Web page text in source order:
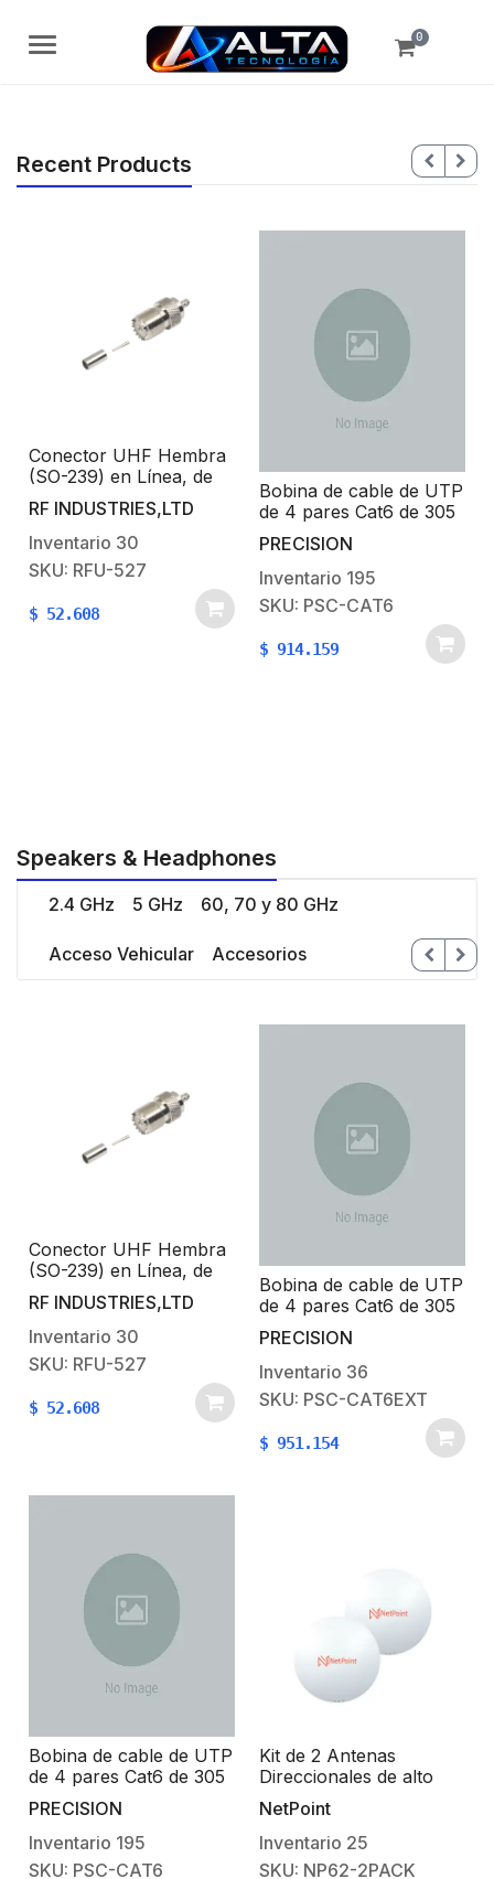
Menú 0
Recent Products
Conector UHF Hembra
(SO-239) en Línea, de
Anillo Plegable para
Cable RG-58/U, RG-
142/U, Níquel/ Plata/
Delrin.
RF INDUSTRIES,LTD
Inventario 30
SKU: RFU-527
$ 52.608
Bobina de cable de UTP
de 4 pares Cat6 de 305
m (1000 ft), 100%
Cobre, PVC ROHS,
Color Azul, 24 AWG,
Uso en Interior, Para
Aplicaciones de Voz,
Datos y Video
PRECISION
Inventario 195
SKU: PSC-CAT6
$ 914.159
Speakers & Headphones
2.4 GHz 5 GHz 60, 70 y 80 GHz
Acceso Vehicular Accesorios
Conector UHF Hembra
(SO-239) en Línea, de
Anillo Plegable para
Cable RG-58/U, RG-
142/U, Níquel/ Plata/
Delrin.
RF INDUSTRIES,LTD
Inventario 30
SKU: RFU-527
$ 52.608
Bobina de cable de UTP
de 4 pares Cat6 de 305
m (1000 ft), 100%
Cobre, PVC ROHS,
Color Azul, 24 AWG,
Uso en Interior, Para
PRECISION
Inventario 195
SKU: PSC-CAT6
Bobina de cable de UTP
de 4 pares Cat6 de 305
m (1000 ft), 100%
Cobre, LDPE Resistente
a rayos UV, Color
Negro, 24 AWG, Uso en
Exterior, Para
Aplicaciones de Voz,
Datos y Video
PRECISION
Inventario 36
SKU: PSC-CAT6EXT
$ 951.154
Kit de 2 Antenas
Direccionales de alto
rendimiento / diámetro
de 60 cm / 4.9-6.4 GHz
/ Ganancia 30 dBi /
SLANT de 45 ° y 90 ° /
NetPoint
Inventario 25
SKU: NP62-2PACK